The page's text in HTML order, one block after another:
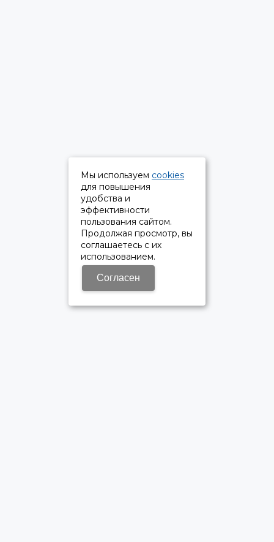
Мы используем cookies
для повышения
удобства и
эффективности
пользования сайтом.
Продолжая просмотр, вы
соглашаетесь с их
использованием.
Согласен